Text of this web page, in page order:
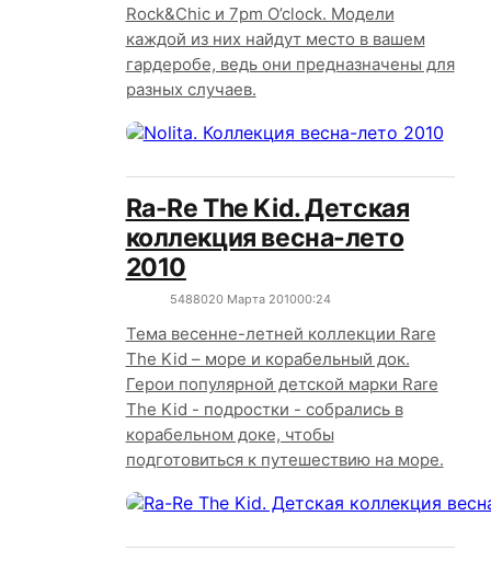
Rock&Chic и 7pm O’clock. Модели
каждой из них найдут место в вашем
гардеробе, ведь они предназначены для
разных случаев.
Ra-Re The Kid. Детская
коллекция весна-лето
2010
5488020 Марта 201000:24
Тема весенне-летней коллекции Rare
The Kid – море и корабельный док.
Герои популярной детской марки Rare
The Kid - подростки - собрались в
корабельном доке, чтобы
подготовиться к путешествию на море.